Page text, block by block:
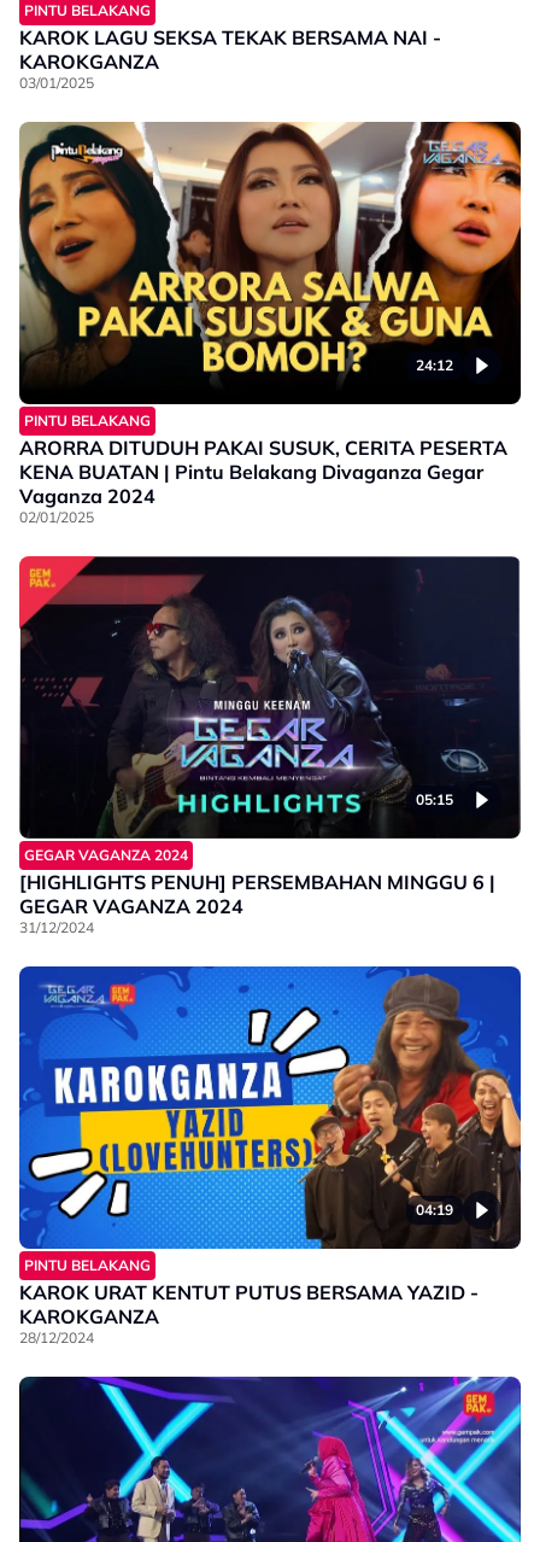
PINTU BELAKANG
KAROK LAGU SEKSA TEKAK BERSAMA NAI -
KAROKGANZA
03/01/2025
24:12
PINTU BELAKANG
ARORRA DITUDUH PAKAI SUSUK, CERITA PESERTA
KENA BUATAN | Pintu Belakang Divaganza Gegar
Vaganza 2024
02/01/2025
05:15
GEGAR VAGANZA 2024
[HIGHLIGHTS PENUH] PERSEMBAHAN MINGGU 6 |
GEGAR VAGANZA 2024
31/12/2024
04:19
PINTU BELAKANG
KAROK URAT KENTUT PUTUS BERSAMA YAZID -
KAROKGANZA
28/12/2024